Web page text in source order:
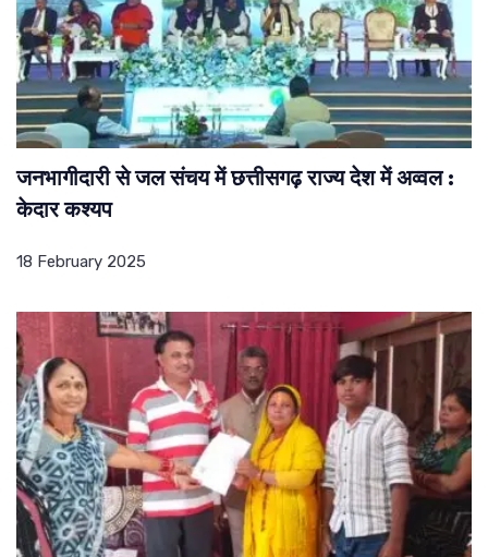
जनभागीदारी से जल संचय में छत्तीसगढ़ राज्य देश में अव्वल :
केदार कश्यप
18 February 2025